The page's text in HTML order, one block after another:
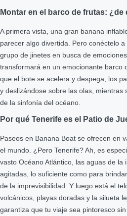
Montar en el barco de frutas: ¿de
A primera vista, una gran banana
parecer algo divertida. Pero conéctelo
grupo de jinetes en busca de
transformará en un emocionante barco
que el bote se acelera y despega, los
y deslizándose sobre las olas, mientras
de la sinfonía del océano.
Por qué Tenerife es el Patio de
Paseos en Banana Boat se ofrecen en
el mundo. ¿Pero Tenerife? Ah, es
vasto Océano Atlántico, las aguas de la
agitadas, lo suficiente como para
de la imprevisibilidad. Y luego está el
volcánicos, playas doradas y la silueta
garantiza que tu viaje sea pintoresco